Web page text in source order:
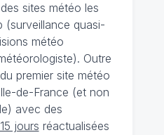
sites météo les
(surveillance quasi-
météo
Outre
premier site météo
de-France (et non
avec des
jours réactualisées